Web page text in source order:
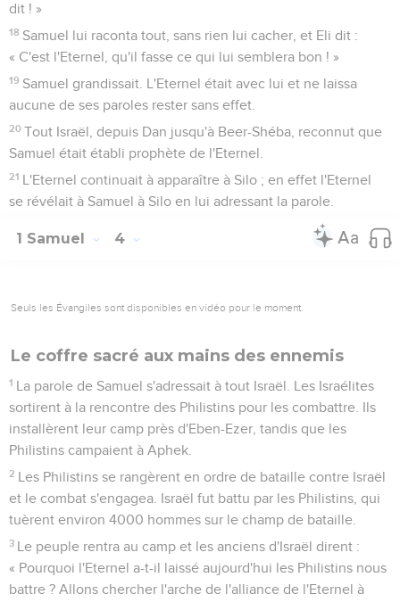
dit ! »
18 Samuel lui raconta tout, sans rien lui cacher, et Eli dit :
« C'est l'Eternel, qu'il fasse ce qui lui semblera bon ! »
19 Samuel grandissait. L'Eternel était avec lui et ne laissa
aucune de ses paroles rester sans effet.
20 Tout Israël, depuis Dan jusqu'à Beer-Shéba, reconnut que
Samuel était établi prophète de l'Eternel.
21 L'Eternel continuait à apparaître à Silo ; en effet l'Eternel
se révélait à Samuel à Silo en lui adressant la parole.
1 Samuel 4
Seuls les Évangiles sont disponibles en vidéo pour le moment.
Le coffre sacré aux mains des ennemis
1 La parole de Samuel s'adressait à tout Israël. Les Israélites
sortirent à la rencontre des Philistins pour les combattre. Ils
installèrent leur camp près d'Eben-Ezer, tandis que les
Philistins campaient à Aphek.
2 Les Philistins se rangèrent en ordre de bataille contre Israël
et le combat s'engagea. Israël fut battu par les Philistins, qui
tuèrent environ 4000 hommes sur le champ de bataille.
3 Le peuple rentra au camp et les anciens d'Israël dirent :
« Pourquoi l'Eternel a-t-il laissé aujourd'hui les Philistins nous
battre ? Allons chercher l'arche de l'alliance de l'Eternel à